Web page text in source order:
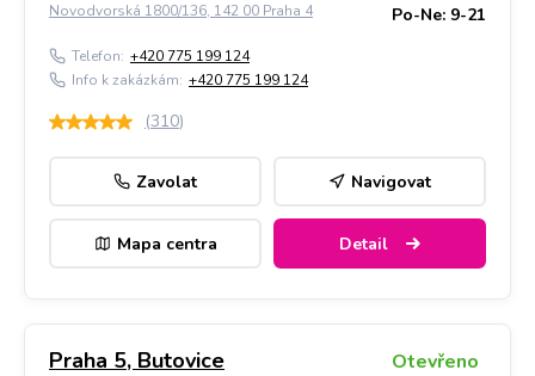
Novodvorská 1800/136, 142 00 Praha 4 Po-Ne: 9-21
Telefon: +420 775 199 124
Info k zakázkám: +420 775 199 124
(310)
Zavolat Navigovat
Mapa centra Detail
Praha 5, Butovice Otevřeno